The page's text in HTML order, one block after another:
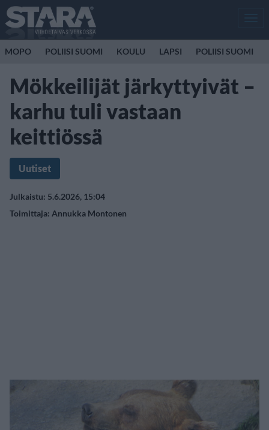
MOPO POLIISI SUOMI KOULU LAPSI POLIISI SUOMI
Mökkeilijät järkyttyivät –
karhu tuli vastaan
keittiössä
Uutiset
Julkaistu: 5.6.2026, 15:04
Toimittaja: Annukka Montonen